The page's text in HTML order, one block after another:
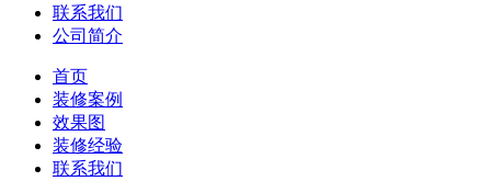
联系我们
公司简介
首页
装修案例
效果图
装修经验
联系我们